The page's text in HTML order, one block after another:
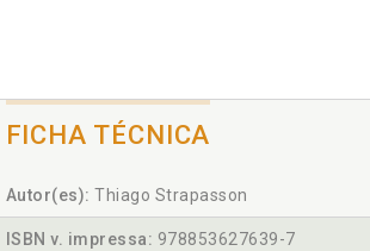
FICHA TÉCNICA
Autor(es): Thiago Strapasson
ISBN v. impressa: 978853627639-7